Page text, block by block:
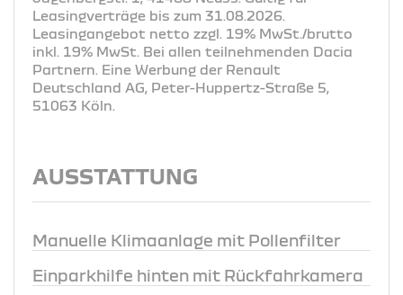
Leasingverträge bis zum 31.08.2026.
Leasingangebot netto zzgl. 19% MwSt./brutto
inkl. 19% MwSt. Bei allen teilnehmenden Dacia
Partnern. Eine Werbung der Renault
Deutschland AG, Peter-Huppertz-Straße 5,
51063 Köln.
AUSSTATTUNG
Manuelle Klimaanlage mit Pollenfilter
Einparkhilfe hinten mit Rückfahrkamera